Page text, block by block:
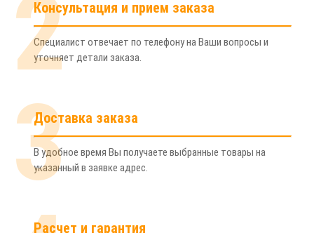
2
Консультация и прием заказа
Специалист отвечает по телефону на Ваши вопросы и
уточняет детали заказа.
3
Доставка заказа
В удобное время Вы получаете выбранные товары на
указанный в заявке адрес.
Расчет и гарантия